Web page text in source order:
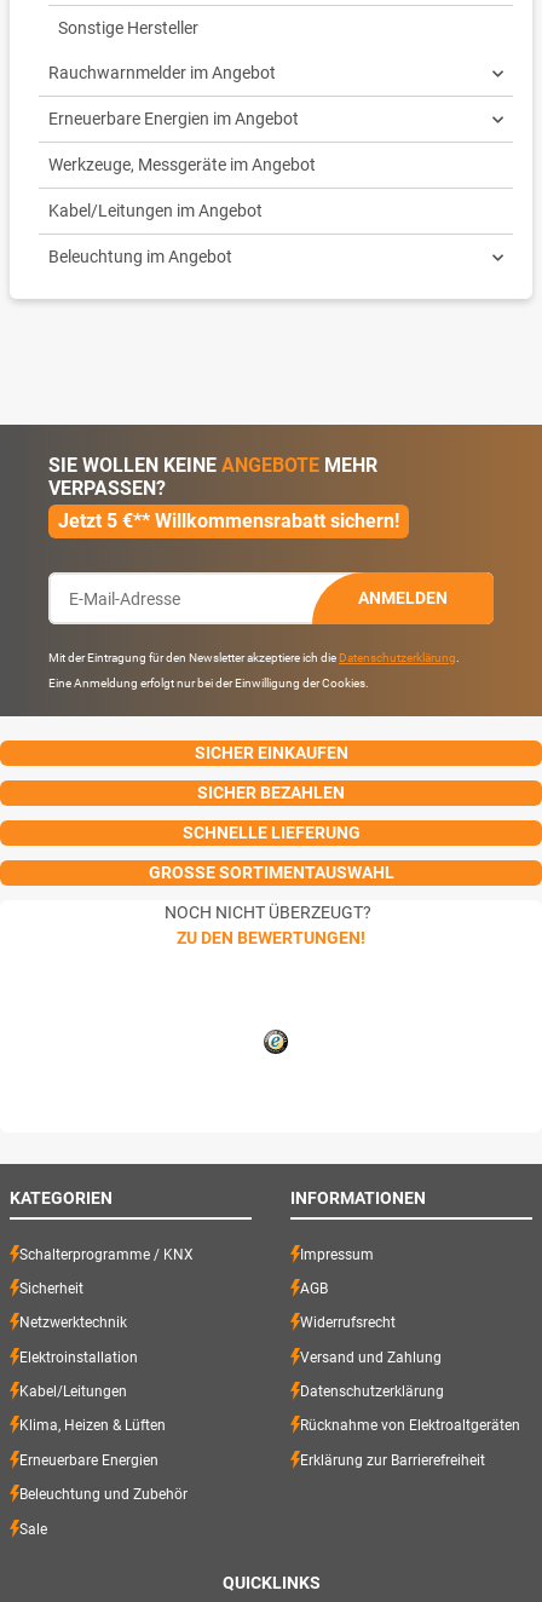
Sonstige Hersteller
Rauchwarnmelder im Angebot
Erneuerbare Energien im Angebot
Werkzeuge, Messgeräte im Angebot
Kabel/Leitungen im Angebot
Beleuchtung im Angebot
SIE WOLLEN KEINE ANGEBOTE MEHR
VERPASSEN?
Jetzt 5 €** Willkommensrabatt sichern!
ANMELDEN
Mit der Eintragung für den Newsletter akzeptiere ich die Datenschutzerklärung.
Eine Anmeldung erfolgt nur bei der Einwilligung der Cookies.
SICHER EINKAUFEN
SICHER BEZAHLEN
SCHNELLE LIEFERUNG
GROSSE SORTIMENTAUSWAHL
NOCH NICHT ÜBERZEUGT?
ZU DEN BEWERTUNGEN!
KATEGORIEN
Schalterprogramme / KNX
Sicherheit
Netzwerktechnik
Elektroinstallation
Kabel/Leitungen
Klima, Heizen & Lüften
Erneuerbare Energien
Beleuchtung und Zubehör
Sale
INFORMATIONEN
Impressum
AGB
Widerrufsrecht
Versand und Zahlung
Datenschutzerklärung
Rücknahme von Elektroaltgeräten
Erklärung zur Barrierefreiheit
QUICKLINKS